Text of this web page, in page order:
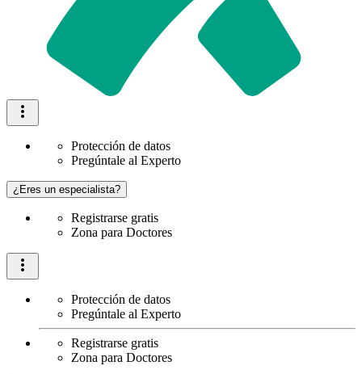
Protección de datos
Pregúntale al Experto
¿Eres un especialista?
Registrarse gratis
Zona para Doctores
Protección de datos
Pregúntale al Experto
Registrarse gratis
Zona para Doctores